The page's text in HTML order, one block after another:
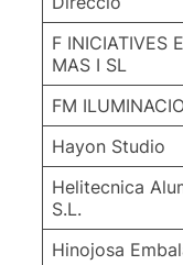
F INICIATIVES
MAS I SL
FM
Hayon Studio
Helitecnica
S.L.
Hinojosa